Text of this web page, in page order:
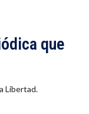
que
Libertad.